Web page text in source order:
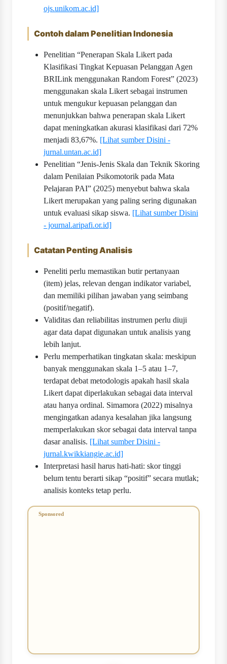
ojs.unikom.ac.id]
Contoh dalam Penelitian Indonesia
Penelitian “Penerapan Skala Likert pada
Klasifikasi Tingkat Kepuasan Pelanggan Agen
BRILink menggunakan Random Forest” (2023)
menggunakan skala Likert sebagai instrumen
untuk mengukur kepuasan pelanggan dan
menunjukkan bahwa penerapan skala Likert
dapat meningkatkan akurasi klasifikasi dari 72%
menjadi 83,67%. [Lihat sumber Disini -
jurnal.untan.ac.id]
Penelitian “Jenis-Jenis Skala dan Teknik Skoring
dalam Penilaian Psikomotorik pada Mata
Pelajaran PAI” (2025) menyebut bahwa skala
Likert merupakan yang paling sering digunakan
untuk evaluasi sikap siswa. [Lihat sumber Disini
- journal.aripafi.or.id]
Catatan Penting Analisis
Peneliti perlu memastikan butir pertanyaan
(item) jelas, relevan dengan indikator variabel,
dan memiliki pilihan jawaban yang seimbang
(positif/negatif).
Validitas dan reliabilitas instrumen perlu diuji
agar data dapat digunakan untuk analisis yang
lebih lanjut.
Perlu memperhatikan tingkatan skala: meskipun
banyak menggunakan skala 1–5 atau 1–7,
terdapat debat metodologis apakah hasil skala
Likert dapat diperlakukan sebagai data interval
atau hanya ordinal. Simamora (2022) misalnya
mengingatkan adanya kesalahan jika langsung
memperlakukan skor sebagai data interval tanpa
dasar analisis. [Lihat sumber Disini -
jurnal.kwikkiangie.ac.id]
Interpretasi hasil harus hati-hati: skor tinggi
belum tentu berarti sikap “positif” secara mutlak;
analisis konteks tetap perlu.